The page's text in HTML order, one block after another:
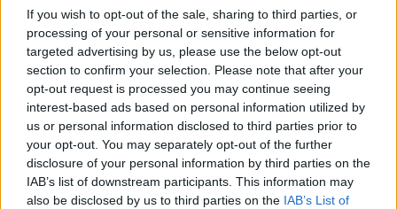
If you wish to opt-out of the sale, sharing to third parties, or
processing of your personal or sensitive information for
targeted advertising by us, please use the below opt-out
section to confirm your selection. Please note that after your
opt-out request is processed you may continue seeing
interest-based ads based on personal information utilized by
us or personal information disclosed to third parties prior to
your opt-out. You may separately opt-out of the further
disclosure of your personal information by third parties on the
IAB’s list of downstream participants. This information may
also be disclosed by us to third parties on the IAB’s List of
ανθρώπουςτην 1η Ιανουαρίου στη Νέα
Ορλεάνη (Λουιζιάνα, νότια). Το προεδρικό
ζευγάρι έκανε σύντομη στάση στην
Μπέρμπον Στριτ, μπροστά σε αυτοσχέδιο
μνημείο για τα θύματα, εκεί όπου ο ύποπτος,
ο Σαμσούντ Ντιν Τζαμπάρ, όρμησε με
νοικιασμένο φορτηγάκι εναντίον
διερχόμενων σε αυτόν τον δρόμο, συνώνυμο
των μπαρ, της τζαζ, της γιορτής.